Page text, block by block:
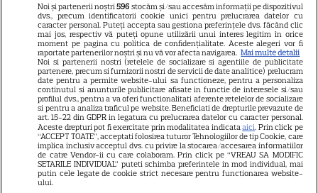
internațional român, apariție
incendiară în vacanță: „Ibiza și
magia ei”
„Am cancer la sân. Am intrat
în metastază”. Alina Pușcău,
mesaj tulburător de pe patul
de spital. Ce au anunțat-o
Noi și partenerii noștri596 stocăm și/sau accesăm informații pe dispozitivul
dvs., precum identificatorii cookie unici pentru prelucrarea datelor cu
caracter personal. Puteți accepta sau gestiona preferințele dvs. făcând clic
mai jos, respectiv vă puteți opune utilizării unui interes legitim în orice
moment pe pagina cu politica de confidențialitate. Aceste alegeri vor fi
raportate partenerilor noștri și nu vă vor afecta navigarea. Mai multe detalii
Noi si partenerii nostri (retelele de socializare si agentiile de publicitate
partenere, precum si furnizorii nostri de servicii de date analitice) prelucram
date pentru a permite website-ului sa functioneze, pentru a personaliza
continutul si anunturile publicitare afisate in functie de interesele si/sau
profilul dvs., pentru a va oferi functionalitati aferente retelelor de socializare
si pentru a analiza traficul pe website. Beneficiati de drepturile prevazute de
art. 15-22 din GDPR in legatura cu prelucrarea datelor cu caracter personal.
Aceste drepturi pot fi exercitate prin modalitatea indicataaici. Prin click pe
“ACCEPT TOATE”, acceptati folosirea tuturor Tehnologiilor de tip Cookie, care
implica inclusiv acceptul dvs. cu privire la stocarea/accesarea informatiilor
de catre Vendor-ii cu care colaboram. Prin click pe “VREAU SA MODIFIC
SETARILE INDIVIDUAL” puteti schimba preferintele in mod individual, mai
putin cele legate de cookie strict necesare pentru functionarea website-
ului.